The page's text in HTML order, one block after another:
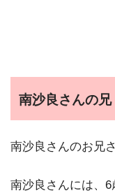
南沙良さんの兄
南沙良さんのお兄
南沙良さんには、6